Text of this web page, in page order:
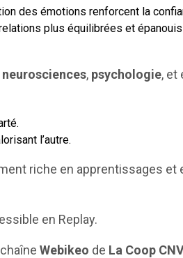
des émotions renforcent la
plus équilibrées et
neurosciences, psychologie, et
l’autre.
riche en apprentissages et
en Replay.
Webikeo de La Coop